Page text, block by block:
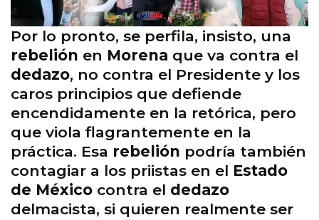
Por lo pronto, se perfila, insisto, una
rebelión en Morena que va contra el
dedazo, no contra el Presidente y los
caros principios que defiende
encendidamente en la retórica, pero
que viola flagrantemente en la
práctica. Esa rebelión podría también
contagiar a los priistas en el Estado
de México contra el dedazo
delmacista, si quieren realmente ser